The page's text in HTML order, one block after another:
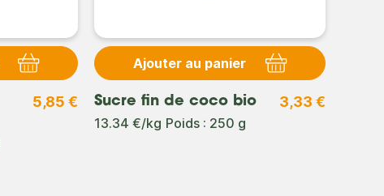
5,85 €
Ajouter au panier
Sucre fin de coco bio 3,33 €
13.34 €/kg Poids : 250 g